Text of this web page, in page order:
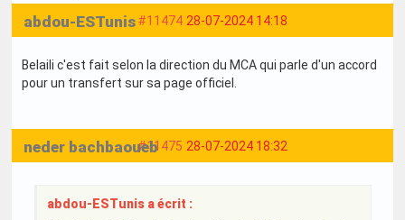
#11474 28-07-2024 14:18
abdou-ESTunis
Belaili c'est fait selon la direction du MCA qui parle d'un accord
pour un transfert sur sa page officiel.
#11475 28-07-2024 18:32
neder bachbaoueb
abdou-ESTunis a écrit :